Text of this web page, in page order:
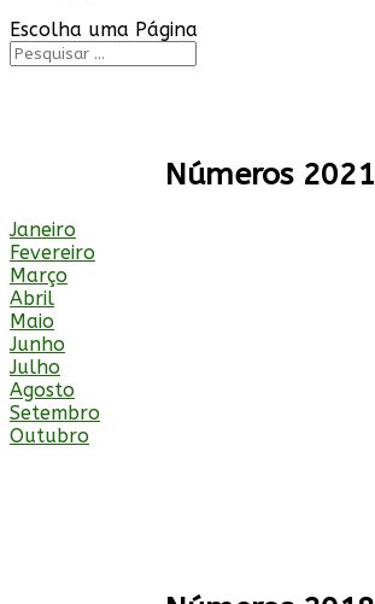
Escolha uma Página
Números 2021
Janeiro
Fevereiro
Março
Abril
Maio
Junho
Julho
Agosto
Setembro
Outubro